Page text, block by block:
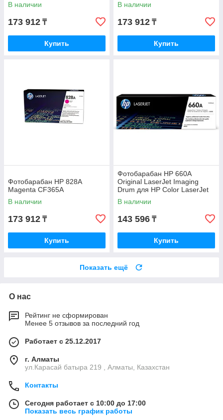
В наличии
173 912 ₸
Купить
В наличии
173 912 ₸
Купить
Фотобарабан HP 828A
Magenta CF365A
В наличии
173 912 ₸
Купить
Фотобарабан HP 660A
Original LaserJet Imaging
Drum для HP Color LaserJet
M751 W2004A
В наличии
143 596 ₸
Купить
Показать ещё
О нас
Рейтинг не сформирован
Менее 5 отзывов за последний год
Работает с 25.12.2017
г. Алматы
ул.Карасай батыра 219 , Алматы, Казахстан
Контакты
Сегодня работает с 10:00 до 17:00
Показать весь график работы